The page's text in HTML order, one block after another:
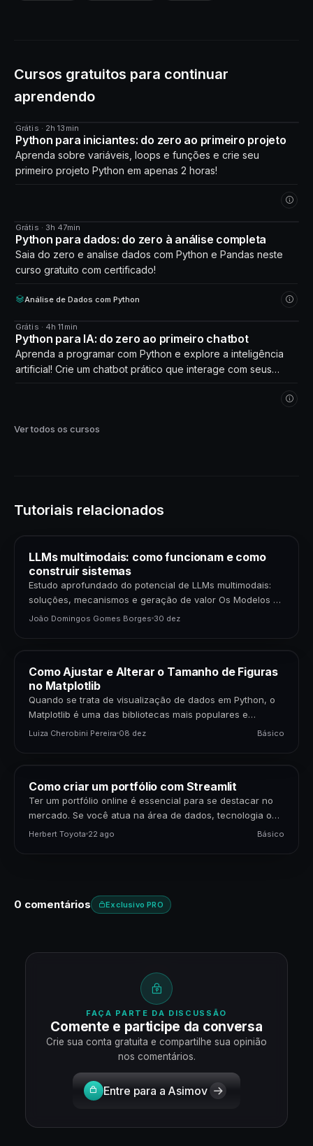
Cursos gratuitos para continuar
aprendendo
CURSO
Grátis · 2h 13min
Python para iniciantes: do zero ao primeiro projeto
Aprenda sobre variáveis, loops e funções e crie seu
primeiro projeto Python em apenas 2 horas!
CURSO
Grátis · 3h 47min
Python para dados: do zero à análise completa
Saia do zero e analise dados com Python e Pandas neste
curso gratuito com certificado!
Análise de Dados com Python
CURSO
Grátis · 4h 11min
Python para IA: do zero ao primeiro chatbot
Aprenda a programar com Python e explore a inteligência
artificial! Crie um chatbot prático que interage com seus
Ver todos os cursos
Tutoriais relacionados
LLMs multimodais: como funcionam e como
construir sistemas
Estudo aprofundado do potencial de LLMs multimodais:
soluções, mecanismos e geração de valor Os Modelos de
Linguagem de Grande Porte (LLMs) multimodais
João Domingos Gomes Borges 30 dez
Como Ajustar e Alterar o Tamanho de Figuras
no Matplotlib
Quando se trata de visualização de dados em Python, o
Matplotlib é uma das bibliotecas mais populares e
poderosas disponíveis. Para cientistas de dados,…
Luiza Cherobini Pereira 08 dez Básico
Como criar um portfólio com Streamlit
Ter um portfólio online é essencial para se destacar no
mercado. Se você atua na área de dados, tecnologia ou
negócios, apresentar seus projetos…
Herbert Toyota 22 ago Básico
0 comentários Exclusivo PRO
FAÇA PARTE DA DISCUSSÃO
Comente e participe da conversa
Crie sua conta gratuita e compartilhe sua opinião
nos comentários.
Entre para a Asimov